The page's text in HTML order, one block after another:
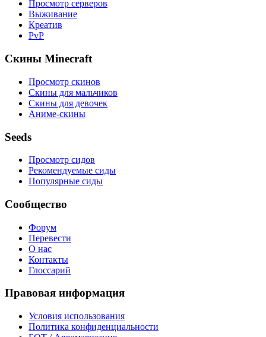
Просмотр серверов
Выживание
Креатив
PvP
Скины Minecraft
Просмотр скинов
Скины для мальчиков
Скины для девочек
Аниме-скины
Seeds
Просмотр сидов
Рекомендуемые сиды
Популярные сиды
Сообщество
Форум
Перевести
О нас
Контакты
Глоссарий
Правовая информация
Условия использования
Политика конфиденциальности